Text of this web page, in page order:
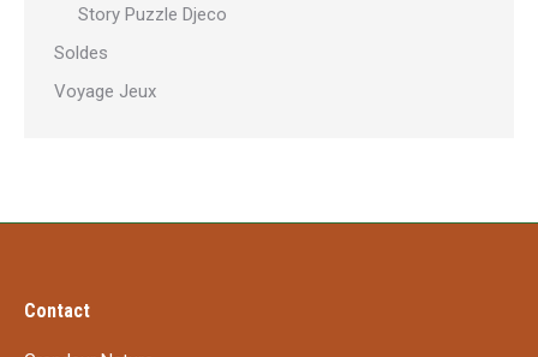
Story Puzzle Djeco
Soldes
Voyage Jeux
Contact